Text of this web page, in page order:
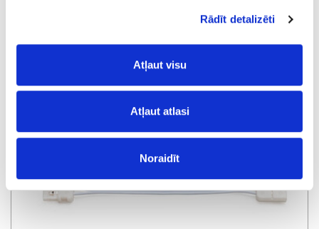
Rādīt detalizēti
Atļaut visu
Atļaut atlasi
Noraidīt